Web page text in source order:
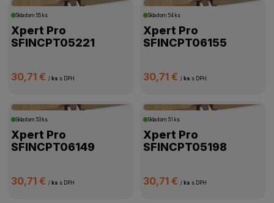
ROZMER PROFILU
VÝŠKA PROFILU
DOSTUPNOSŤ
Skladom55 ks
Xpert Pro
SFINCPT05221
30,71 €/ ks s DPH
Skladom 54 ks
Xpert Pro
SFINCPT06155
30,71 € / ks s DPH
Skladom53 ks
Xpert Pro
SFINCPT06149
30,71 €/ ks s DPH
Skladom 51 ks
Xpert Pro
SFINCPT05198
30,71 € / ks s DPH